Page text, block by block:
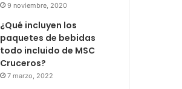
9 noviembre, 2020
¿Qué incluyen los
paquetes de bebidas
todo incluido de MSC
Cruceros?
7 marzo, 2022